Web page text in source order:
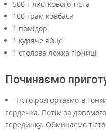
500 г листкового тіста
100 грам ковбаси
1 помідор
1 куряче яйце
1 столова ложка гірчиці
Починаємо
Тісто розгортаємо в
сердечка. Потім за
серединку. Обминаємо